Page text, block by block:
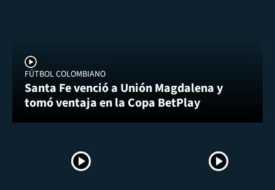
FÚTBOL COLOMBIANO
Santa Fe venció a Unión Magdalena y
tomó ventaja en la Copa BetPlay